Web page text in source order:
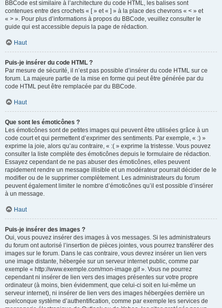
BBCode est similaire à l’architecture du code HTML, les balises sont
contenues entre des crochets « [ » et « ] » à la place des chevrons « < » et
« > ». Pour plus d’informations à propos du BBCode, veuillez consulter le
guide qui est accessible depuis la page de rédaction.
Haut
Puis-je insérer du code HTML ?
Par mesure de sécurité, il n’est pas possible d’insérer du code HTML sur ce
forum. La majeure partie de la mise en forme qui peut être générée par du
code HTML peut être remplacée par du BBCode.
Haut
Que sont les émoticônes ?
Les émoticônes sont de petites images qui peuvent être utilisées grâce à un
code court et qui permettent d’exprimer des sentiments. Par exemple, « :) »
exprime la joie, alors qu’au contraire, « :( » exprime la tristesse. Vous pouvez
consulter la liste complète des émoticônes depuis le formulaire de rédaction.
Essayez cependant de ne pas abuser des émoticônes, elles peuvent
rapidement rendre un message illisible et un modérateur pourrait décider de le
modifier ou de le supprimer complètement. Les administrateurs du forum
peuvent également limiter le nombre d’émoticônes qu’il est possible d’insérer
à un message.
Haut
Puis-je insérer des images ?
Oui, vous pouvez insérer des images à vos messages. Si les administrateurs
du forum ont autorisé l’insertion de pièces jointes, vous pourrez transférer des
images sur le forum. Dans le cas contraire, vous devrez insérer un lien vers
une image distante, hébergée sur un serveur internet public, comme par
exemple « http://www.exemple.com/mon-image.gif ». Vous ne pourrez
cependant ni insérer de lien vers des images présentes sur votre propre
ordinateur (à moins, bien évidemment, que celui-ci soit en lui-même un
serveur internet), ni insérer de lien vers des images hébergées derrière un
quelconque système d’authentification, comme par exemple les services de